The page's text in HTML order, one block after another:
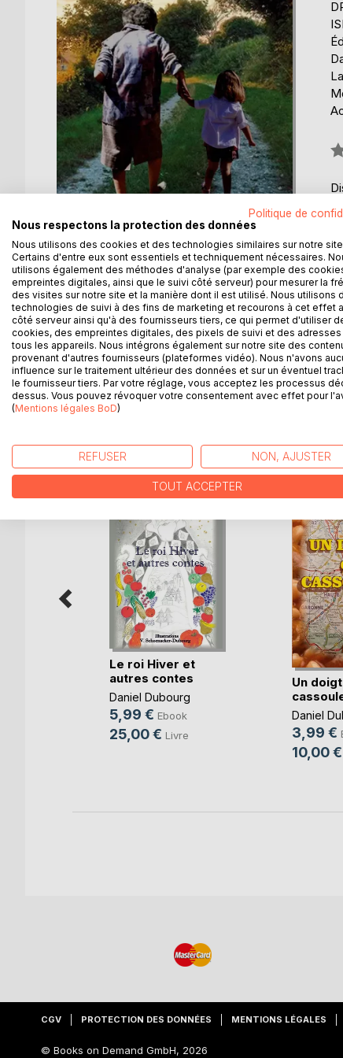
DESCRIPTION
La vie, lieu semé de moments proches ou
d'arrêts sur images ou de courts métrages.
Des êtres s'animent en quelques pages, sous
De Madeliene à Mado : la boucle d'un chemin
AUTEUR(S)
D’AUTRES TITRES À
Le roi Hiver et
autres contes
Daniel Dubourg
5,99 € Ebook
25,00 € Livre
Un
Daniel
3,99 €
10,00 €
CGV PROTECTION DES DONNÉES MENTIONS LÉGALES
© Books on Demand GmbH, 2026
Politique de
Nous respectons la protection des données
Nous utilisons des cookies et des technologies similaires sur notre
Certains d'entre eux sont essentiels et techniquement nécessaires.
utilisons également des méthodes d'analyse (par exemple des
empreintes digitales, ainsi que le suivi côté serveur) pour mesurer la
des visites sur notre site et la manière dont il est utilisé. Nous utilisons
technologies de suivi à des fins de marketing et recourons à cet effet
côté serveur ainsi qu'à des fournisseurs tiers, ce qui permet d'utiliser
cookies, des empreintes digitales, des pixels de suivi et des adresses
tous les appareils. Nous intégrons également sur notre site des
provenant d'autres fournisseurs (plateformes vidéo). Nous n'avons
influence sur le traitement ultérieur des données et sur un éventuel
le fournisseur tiers. Par votre réglage, vous acceptez les processus
dessus. Vous pouvez révoquer votre consentement avec effet pour
(Mentions légales BoD)
REFUSER NON, AJUSTER
TOUT ACCEPTER